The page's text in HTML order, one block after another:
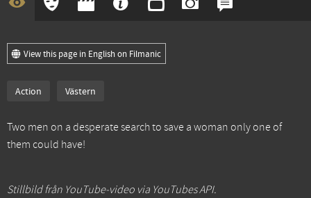
View this page in English on Filmanic
Action Västern
Two men on a desperate search to save a woman only one of
them could have!
Stillbild från YouTube-video via YouTubes API.